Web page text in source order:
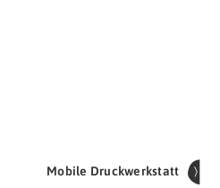
Mobile Druckwerkstatt